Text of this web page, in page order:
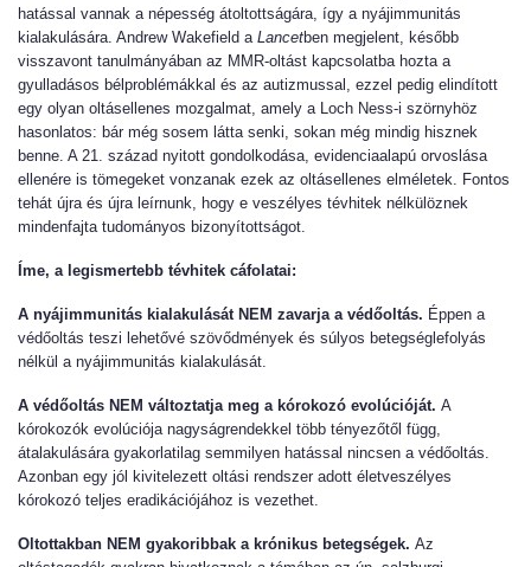
hatással vannak a népesség átoltottságára, így a nyájimmunitás
kialakulására. Andrew Wakefield a Lancetben megjelent, később
visszavont tanulmányában az MMR-oltást kapcsolatba hozta a
gyulladásos bélproblémákkal és az autizmussal, ezzel pedig elindított
egy olyan oltásellenes mozgalmat, amely a Loch Ness-i szörnyhöz
hasonlatos: bár még sosem látta senki, sokan még mindig hisznek
benne. A 21. század nyitott gondolkodása, evidenciaalapú orvoslása
ellenére is tömegeket vonzanak ezek az oltásellenes elméletek. Fontos
tehát újra és újra leírnunk, hogy e veszélyes tévhitek nélkülöznek
mindenfajta tudományos bizonyítottságot.
Íme, a legismertebb tévhitek cáfolatai:
A nyájimmunitás kialakulását NEM zavarja a védőoltás. Éppen a
védőoltás teszi lehetővé szövődmények és súlyos betegséglefolyás
nélkül a nyájimmunitás kialakulását.
A védőoltás NEM változtatja meg a kórokozó evolúcióját. A
kórokozók evolúciója nagyságrendekkel több tényezőtől függ,
átalakulására gyakorlatilag semmilyen hatással nincsen a védőoltás.
Azonban egy jól kivitelezett oltási rendszer adott életveszélyes
kórokozó teljes eradikációjához is vezethet.
Oltottakban NEM gyakoribbak a krónikus betegségek. Az